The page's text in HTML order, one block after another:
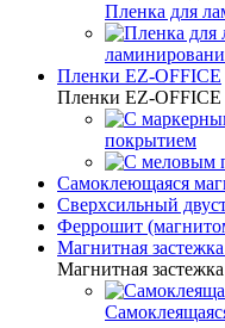
Пленка для
Пленки EZ-OFFICE
Пленки EZ-OFFICE
покрытием
Самоклеющаяся
Сверхсильный
Феррошит
Магнитная
Магнитная